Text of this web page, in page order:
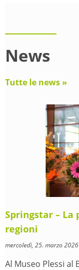
News
Tutte le news »
Springstar – La
regioni
mercoledì, 25. marzo 2026
Al Museo Plessi